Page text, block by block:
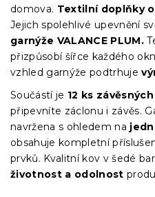
domova. Textilní doplňky
Jejich spolehlivé upevnění
garnýže VALANCE PLUM.
přizpůsobí šířce každého
vzhled garnýže podtrhuje
Součástí je 12 ks
připevníte záclonu i závěs.
navržena s ohledem na
obsahuje kompletní
prvků. Kvalitní kov v šedé
životnost a odolnost